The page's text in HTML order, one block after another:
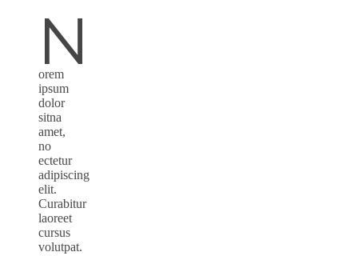
N
orem
ipsum
dolor
sitna
amet,
no
ectetur
adipiscing
elit.
Curabitur
laoreet
cursus
volutpat.